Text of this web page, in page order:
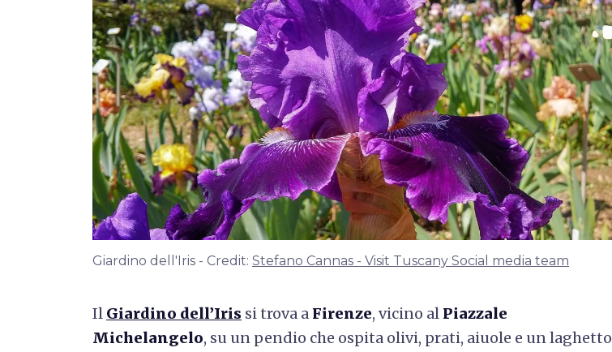
Giardino dell'Iris - Credit: Stefano Cannas - Visit Tuscany Social media team
Il Giardino dell’Iris si trova a Firenze, vicino al Piazzale
Michelangelo, su un pendio che ospita olivi, prati, aiuole e un laghetto